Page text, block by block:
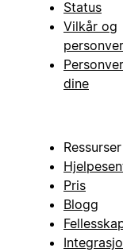
Status
Vilkår og
dine
Ressurser
Pris
Blogg